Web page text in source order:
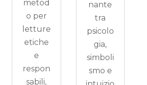
metod
o per
letture
etiche
e
respon
sabili,
nante
tra
psicolo
gia,
simboli
smo e